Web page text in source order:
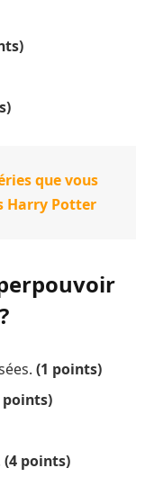
que vous
Harry Potter
(1 points)
points)
(4 points)